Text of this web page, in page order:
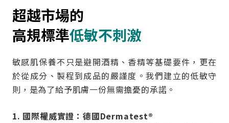
超越市場的
高規標準低敏不刺激
敏感肌保養不只是避開酒精、香精等基礎要件，更在
於從成分、製程到成品的嚴謹度。我們建立的低敏守
則，是為了給予肌膚一份無需擔憂的承諾。
1. 國際權威實證：德國Dermatest®